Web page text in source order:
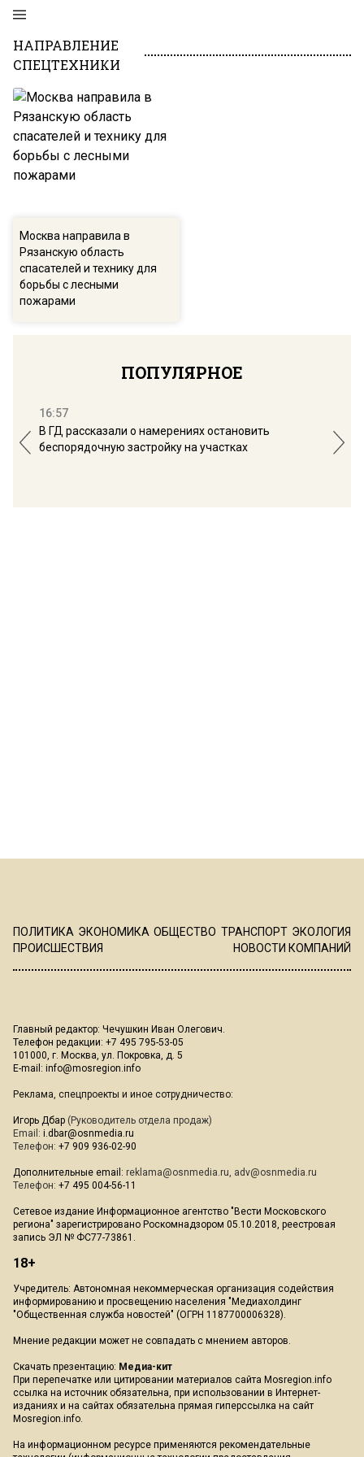
НАПРАВЛЕНИЕ
СПЕЦТЕХНИКИ
Москва направила в
Рязанскую область
спасателей и технику для
борьбы с лесными
пожарами
ПОПУЛЯРНОЕ
16:57
В ГД рассказали о намерениях остановить
беспорядочную застройку на участках
ПОЛИТИКА ЭКОНОМИКА ОБЩЕСТВО ТРАНСПОРТ ЭКОЛОГИЯ
ПРОИСШЕСТВИЯ
НОВОСТИ КОМПАНИЙ
Главный редактор: Чечушкин Иван Олегович.
Телефон редакции: +7 495 795-53-05
101000, г. Москва, ул. Покровка, д. 5
E-mail: info@mosregion.info
Реклама, спецпроекты и иное сотрудничество:
Игорь Дбар (Руководитель отдела продаж)
Email: i.dbar@osnmedia.ru
Телефон: +7 909 936-02-90
Дополнительные email: reklama@osnmedia.ru, adv@osnmedia.ru
Телефон: +7 495 004-56-11
Сетевое издание Информационное агентство "Вести Московского
региона" зарегистрировано Роскомнадзором 05.10.2018, реестровая
запись ЭЛ № ФС77-73861.
18+
Учредитель: Автономная некоммерческая организация содействия
информированию и просвещению населения "Медиахолдинг
"Общественная служба новостей" (ОГРН 1187700006328).
Мнение редакции может не совпадать с мнением авторов.
Скачать презентацию: Медиа-кит
При перепечатке или цитировании материалов сайта Mosregion.info
ссылка на источник обязательна, при использовании в Интернет-
изданиях и на сайтах обязательна прямая гиперссылка на сайт
Mosregion.info.
На информационном ресурсе применяются рекомендательные